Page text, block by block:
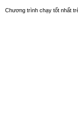
Chương trình chạy tốt nhất